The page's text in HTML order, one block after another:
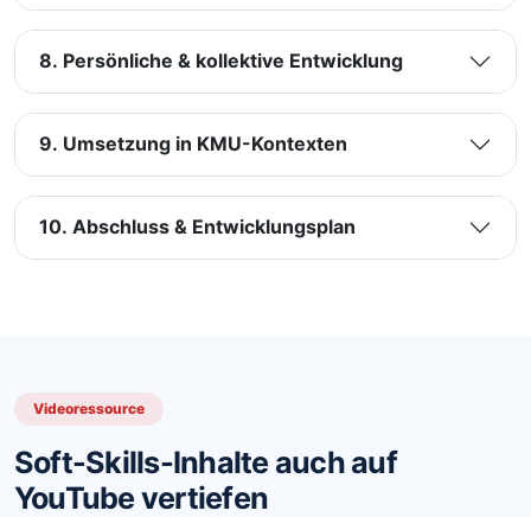
8. Persönliche & kollektive Entwicklung
9. Umsetzung in KMU-Kontexten
10. Abschluss & Entwicklungsplan
Videoressource
Soft-Skills-Inhalte auch auf
YouTube vertiefen